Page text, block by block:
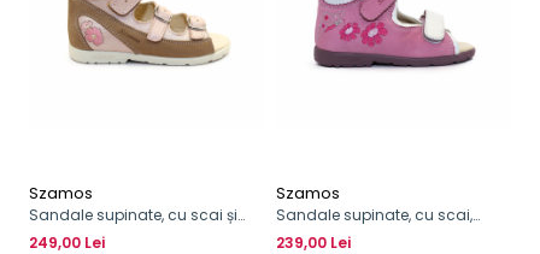
Szamos
Sandale supinate, cu scai și
cataramă, pentru fete
249,00 Lei
Szamos
Sandale supinate, cu scai,
pentru fete, model cu floare
239,00 Lei